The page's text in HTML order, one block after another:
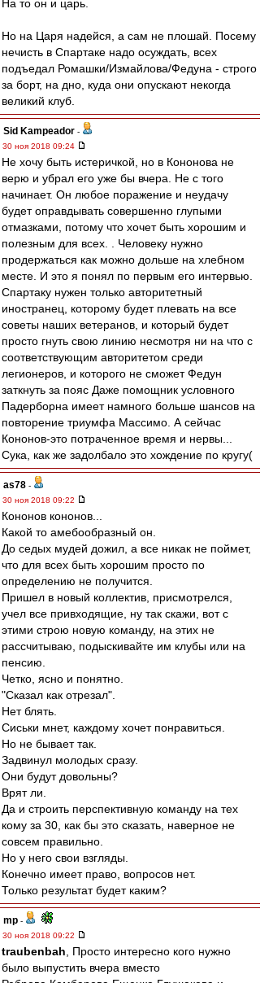
На то он и царь.
Но на Царя надейся, а сам не плошай. Посему
нечисть в Спартаке надо осуждать, всех
подъедал Ромашки/Измайлова/Федуна - строго
за борт, на дно, куда они опускают некогда
великий клуб.
Sid Kampeador -
30 ноя 2018 09:24
Не хочу быть истеричкой, но в Кононова не
верю и убрал его уже бы вчера. Не с того
начинает. Он любое поражение и неудачу
будет оправдывать совершенно глупыми
отмазками, потому что хочет быть хорошим и
полезным для всех. . Человеку нужно
продержаться как можно дольше на хлебном
месте. И это я понял по первым его интервью.
Спартаку нужен только авторитетный
иностранец, которому будет плевать на все
советы наших ветеранов, и который будет
просто гнуть свою линию несмотря ни на что с
соответствующим авторитетом среди
легионеров, и которого не сможет Федун
заткнуть за пояс Даже помощник условного
Падерборна имеет намного больше шансов на
повторение триумфа Массимо. А сейчас
Кононов-это потраченное время и нервы...
Сука, как же задолбало это хождение по кругу(
as78 -
30 ноя 2018 09:22
Кононов кононов...
Какой то амебообразный он.
До седых мудей дожил, а все никак не поймет,
что для всех быть хорошим просто по
определению не получится.
Пришел в новый коллектив, присмотрелся,
учел все привходящие, ну так скажи, вот с
этими строю новую команду, на этих не
рассчитываю, подыскивайте им клубы или на
пенсию.
Четко, ясно и понятно.
"Сказал как отрезал".
Нет блять.
Сиськи мнет, каждому хочет понравиться.
Но не бывает так.
Задвинул молодых сразу.
Они будут довольны?
Врят ли.
Да и строить перспективную команду на тех
кому за 30, как бы это сказать, наверное не
совсем правильно.
Но у него свои взгляды.
Конечно имеет право, вопросов нет.
Только результат будет каким?
mp -
30 ноя 2018 09:22
traubenbah , Просто интересно кого нужно
было выпустить вчера вместо